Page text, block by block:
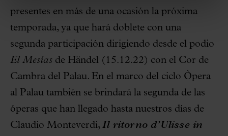
presentes en más de una ocasión la próxima
temporada, ya que hará doblete con una
segunda participación dirigiendo desde el podio
El Mesías de Händel (15.12.22) con el Cor de
Cambra del Palau. En el marco del ciclo Òpera
al Palau también se brindará la segunda de las
óperas que han llegado hasta nuestros días de
Claudio Monteverdi, Il ritorno d’Ulisse in